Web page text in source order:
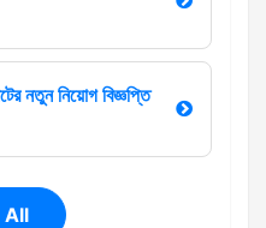
নতুন নিয়োগ বিজ্ঞপ্তি
All